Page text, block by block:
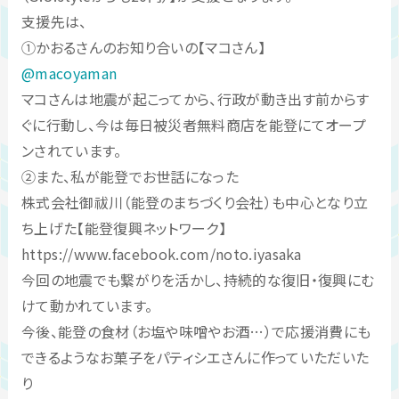
支援先は、
①かおるさんのお知り合いの【マコさん】
@macoyaman
マコさんは地震が起こってから、行政が動き出す前からす
ぐに行動し、今は毎日被災者無料商店を能登にてオープ
ンされています。
②また、私が能登でお世話になった
株式会社御祓川（能登のまちづくり会社）も中心となり立
ち上げた【能登復興ネットワーク】
https://www.facebook.com/noto.iyasaka
今回の地震でも繋がりを活かし、持続的な復旧・復興にむ
けて動かれています。
今後、能登の食材（お塩や味噌やお酒…）で応援消費にも
できるようなお菓子をパティシエさんに作っていただいた
り